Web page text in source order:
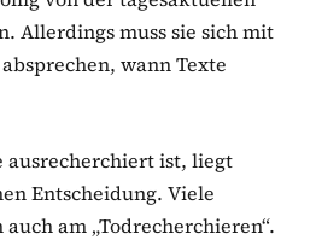
Allerdings muss sie sich mit
wann Texte
ausrecherchiert ist, liegt
Entscheidung. Viele
am „Todrecherchieren“.